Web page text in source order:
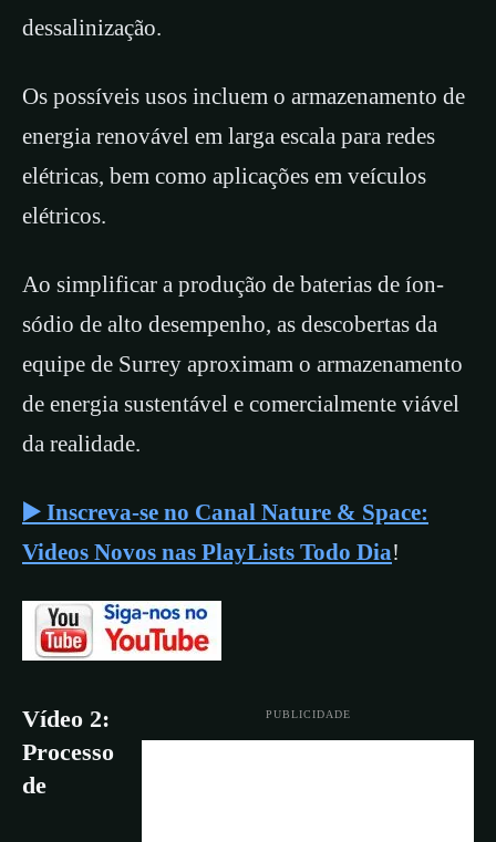
dessalinização.
Os possíveis usos incluem o armazenamento de
energia renovável em larga escala para redes
elétricas, bem como aplicações em veículos
elétricos.
Ao simplificar a produção de baterias de íon-
sódio de alto desempenho, as descobertas da
equipe de Surrey aproximam o armazenamento
de energia sustentável e comercialmente viável
da realidade.
▶️ Inscreva-se no Canal Nature & Space:
Videos Novos nas PlayLists Todo Dia!
PUBLICIDADE
Vídeo 2:
Processo
de